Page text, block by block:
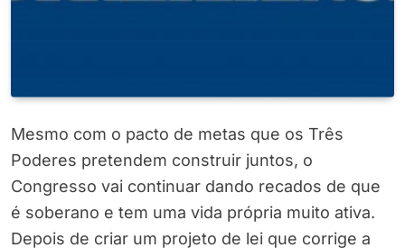
Mesmo com o pacto de metas que os Três
Poderes pretendem construir juntos, o
Congresso vai continuar dando recados de que
é soberano e tem uma vida própria muito ativa.
Depois de criar um projeto de lei que corrige a